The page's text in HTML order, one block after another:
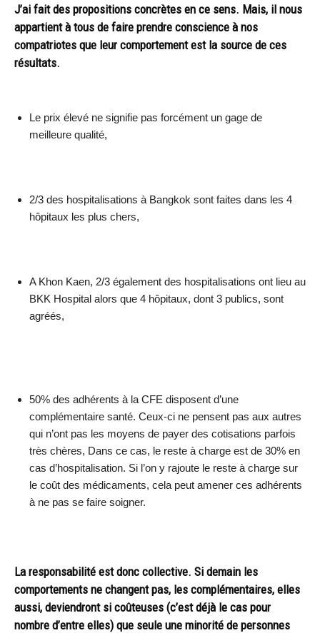
J’ai fait des propositions concrètes en ce sens. Mais, il nous
appartient à tous de faire prendre conscience à nos
compatriotes que leur comportement est la source de ces
résultats.
Le prix élevé ne signifie pas forcément un gage de
meilleure qualité,
2/3 des hospitalisations à Bangkok sont faites dans les 4
hôpitaux les plus chers,
A Khon Kaen, 2/3 également des hospitalisations ont lieu au
BKK Hospital alors que 4 hôpitaux, dont 3 publics, sont
agréés,
50% des adhérents à la CFE disposent d’une
complémentaire santé. Ceux-ci ne pensent pas aux autres
qui n’ont pas les moyens de payer des cotisations parfois
très chères, Dans ce cas, le reste à charge est de 30% en
cas d’hospitalisation. Si l’on y rajoute le reste à charge sur
le coût des médicaments, cela peut amener ces adhérents
à ne pas se faire soigner.
La responsabilité est donc collective. Si demain les
comportements ne changent pas, les complémentaires, elles
aussi, deviendront si coûteuses (c’est déjà le cas pour
nombre d’entre elles) que seule une minorité de personnes